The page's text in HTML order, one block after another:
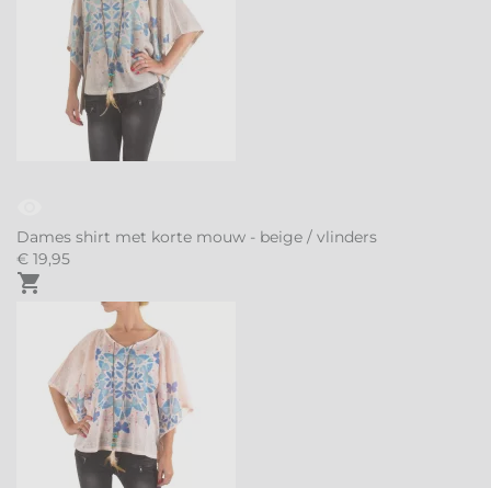
Dames shirt met korte mouw - beige / vlinders
€ 19,95
shopping_cart